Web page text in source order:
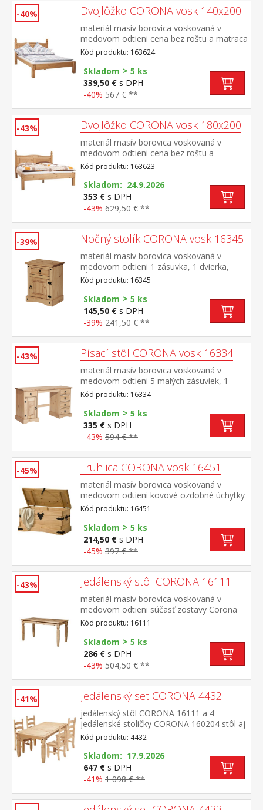
-40% Dvojlôžko CORONA vosk 140x200
materiál masív borovica voskovaná v
medovom odtieni cena bez roštu a matraca
odporúčaný rozmer matraca 140 × 200 cm
a rošt R4 súčasť zostavy Corona
Kód produktu: 163624
Skladom > 5 ks
339,50 € s DPH
-40% 567 € **
-43% Dvojlôžko CORONA vosk 180x200
materiál masív borovica voskovaná v
medovom odtieni cena bez roštu a
matraca odporúčaný rozmer matraca 180 ×
200 cm alebo 2 kusy 90 × 200 cm a rošt R4
alebo 2 kusy R1 súčasť zostavy Corona
Kód produktu: 163623
Skladom: 24.9.2026
353 € s DPH
-43% 629,50 € **
-39% Nočný stolík CORONA vosk 16345
materiál masív borovica voskovaná v
medovom odtieni 1 zásuvka, 1 dvierka,
hĺbka zásuvky 30 cm, kovové ozdobné
úchytky možnosť montáže pántov na ľavú
aj pravú stranu súčasť zostavy Corona
Kód produktu: 16345
Skladom > 5 ks
145,50 € s DPH
-39% 241,50 € **
-43% Písací stôl CORONA vosk 16334
materiál masív borovica voskovaná v
medovom odtieni 5 malých zásuviek, 1
dvierka, kovové ozdobné úchytky súčasť
zostavy Corona
Kód produktu: 16334
Skladom > 5 ks
335 € s DPH
-43% 594 € **
-45% Truhlica CORONA vosk 16451
materiál masív borovica voskovaná v
medovom odtieni kovové ozdobné úchytky
a petlica súčasť zostavy Corona
Kód produktu: 16451
Skladom > 5 ks
214,50 € s DPH
-45% 397 € **
-43% Jedálenský stôl CORONA 16111
materiál masív borovica voskovaná v
medovom odtieni súčasť zostavy Corona
Kód produktu: 16111
Skladom > 5 ks
286 € s DPH
-43% 504,50 € **
-41% Jedálenský set CORONA 4432
jedálenský stôl CORONA 16111 a 4
jedálenské stoličky CORONA 160204 stôl aj
stolička materiál masív borovica voskovaná
v medovom odtieni výška sedu stoličky 46
cm rozmer stola (š/h/v) 92 × 152 × 76 cm
rozmer stoličky (š/h/v) 45 × 50 × 107
cm súčasť zostavy Corona
Kód produktu: 4432
Skladom: 17.9.2026
647 € s DPH
-41% 1 098 € **